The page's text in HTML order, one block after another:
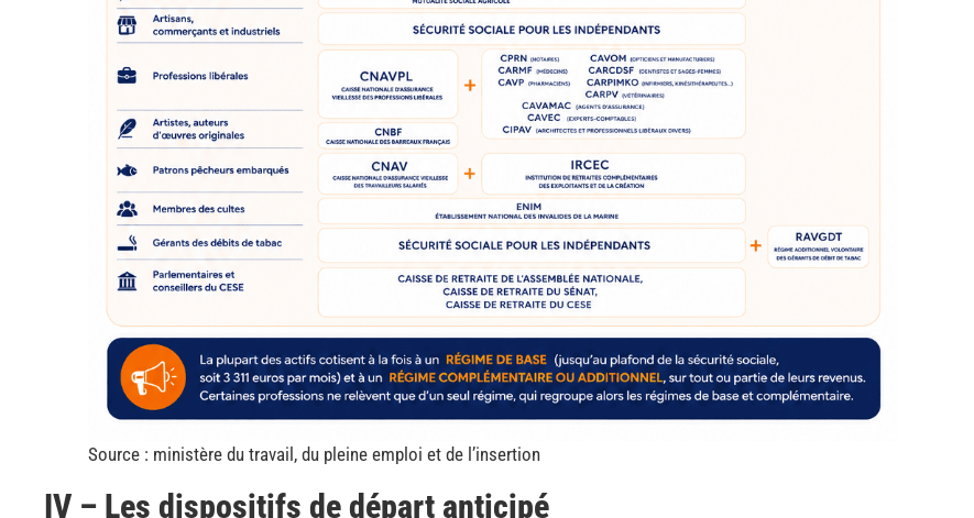
Source : ministère du travail, du pleine emploi et de l’insertion
IV – Les dispositifs de départ anticipé